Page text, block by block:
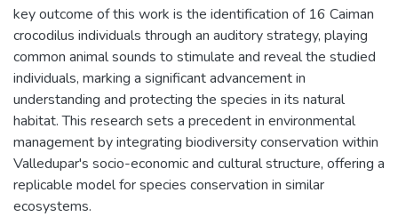
key outcome of this work is the identification of 16 Caiman
crocodilus individuals through an auditory strategy, playing
common animal sounds to stimulate and reveal the studied
individuals, marking a significant advancement in
understanding and protecting the species in its natural
habitat. This research sets a precedent in environmental
management by integrating biodiversity conservation within
Valledupar's socio-economic and cultural structure, offering a
replicable model for species conservation in similar
ecosystems.